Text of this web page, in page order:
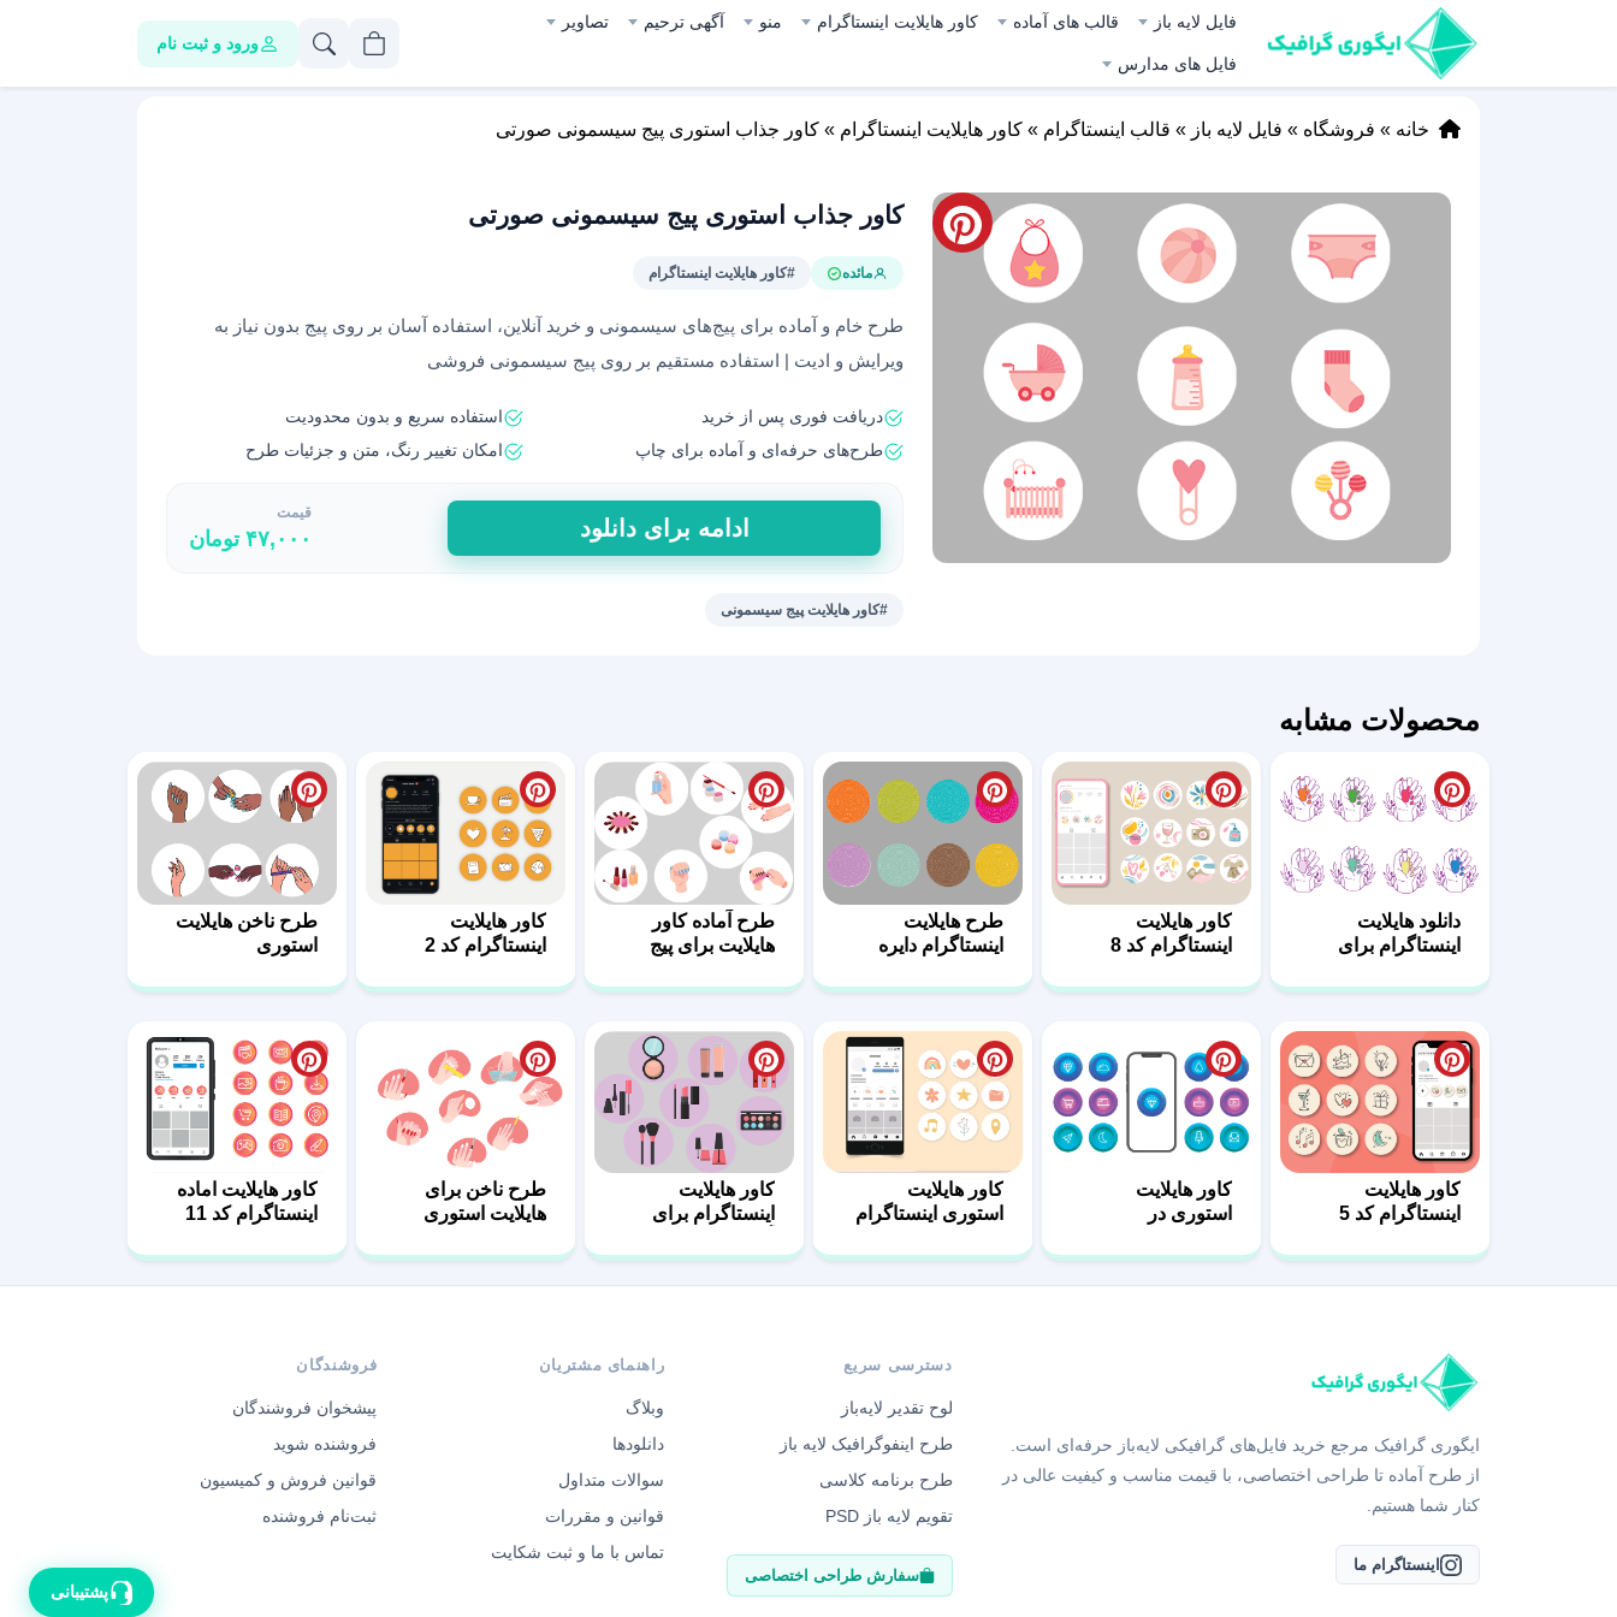
فایل لایه باز قالب های آماده کاور هایلایت اینستاگرام منو آگهی ترحیم تصاویر
فایل های مدارس
ورود و ثبت نام
خانه » فروشگاه » فایل لایه باز » قالب اینستاگرام » کاور هایلایت اینستاگرام » کاور جذاب استوری پیج سیسمونی صورتی
کاور جذاب استوری پیج سیسمونی صورتی
مائده #کاور هایلایت اینستاگرام
طرح‌ خام و آماده برای پیج‌های سیسمونی و خرید آنلاین، استفاده آسان بر روی پیج بدون نیاز به
ویرایش و ادیت | استفاده مستقیم بر روی پیج سیسمونی فروشی
دریافت فوری پس از خرید
استفاده سریع و بدون محدودیت
طرح‌های حرفه‌ای و آماده برای چاپ
امکان تغییر رنگ، متن و جزئیات طرح
کاور
جذاب
استوری
پیج
ادامه برای دانلود
قیمت
۴۷,۰۰۰ تومان
#کاور هایلایت پیج سیسمونی
محصولات مشابه
دانلود هایلایت
اینستاگرام برای
کاور هایلایت
اینستاگرام کد 8
طرح هایلایت
اینستاگرام دایره
طرح آماده کاور
هایلایت برای پیج
کاور هایلایت
اینستاگرام کد 2
طرح ناخن هایلایت
استوری
کاور هایلایت
اینستاگرام کد 5
کاور هایلایت
استوری در
کاور هایلایت
استوری اینستاگرام
کاور هایلایت
اینستاگرام برای
طرح ناخن برای
هایلایت استوری
کاور هایلایت اماده
اینستاگرام کد 11
ایگوری گرافیک مرجع خرید فایل‌های گرافیکی لایه‌باز حرفه‌ای است.
از طرح آماده تا طراحی اختصاصی، با قیمت مناسب و کیفیت عالی در
کنار شما هستیم.
اینستاگرام ما
دسترسی سریع
لوح تقدیر لایه‌باز
طرح اینفوگرافیک لایه باز
طرح برنامه کلاسی
تقویم لایه باز PSD
سفارش طراحی اختصاصی
راهنمای مشتریان
وبلاگ
دانلودها
سوالات متداول
قوانین و مقررات
تماس با ما و ثبت شکایت
فروشندگان
پیشخوان فروشندگان
فروشنده شوید
قوانین فروش و کمیسیون
ثبت‌نام فروشنده
پشتیبانی